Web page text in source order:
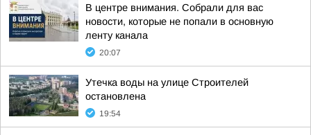
В центре внимания. Собрали для вас
новости, которые не попали в основную
ленту канала
20:07
Утечка воды на улице Строителей
остановлена
19:54